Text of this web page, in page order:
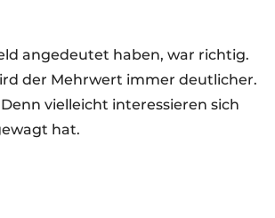
angedeutet haben, war richtig.
der Mehrwert immer deutlicher.
vielleicht interessieren sich
hat.